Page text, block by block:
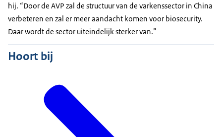
hij. “Door de AVP zal de structuur van de varkenssector in China
verbeteren en zal er meer aandacht komen voor biosecurity.
Daar wordt de sector uiteindelijk sterker van.”
Hoort bij